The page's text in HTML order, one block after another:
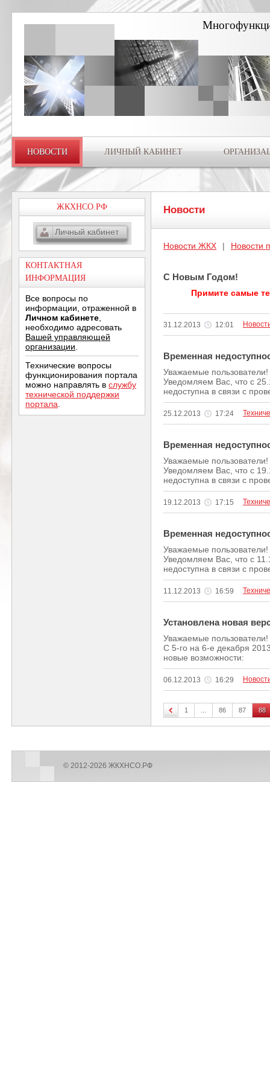
НОВОСТИ ЛИЧНЫЙ КАБИНЕТ
ЖКХНСО.РФ
Личный кабинет
КОНТАКТНАЯ
ИНФОРМАЦИЯ
Все вопросы по
информации, отраженной в
Личном кабинете
необходимо адресовать
Вашей управляющей
организации
Технические вопросы
функционирования портала
можно направлять в службу
технической поддержки
портала
Новости
Новости ЖКХ | Новости
С Новым Годом!
Примите самые
31.12.2013 12:01
Временная
Уважаемые пользователи!
Уведомляем Вас, что c
недоступна в связи с
25.12.2013 17:24
Временная
Уважаемые пользователи!
Уведомляем Вас, что c
недоступна в связи с
19.12.2013 17:15
Временная
Уважаемые пользователи!
Уведомляем Вас, что c
недоступна в связи с
11.12.2013 16:59
Установлена новая
Уважаемые пользователи!
С 5-го на 6-е декабря
новые возможности:
06.12.2013 16:29
1 86 87 88
© 2012-2026 ЖКХНСО.РФ